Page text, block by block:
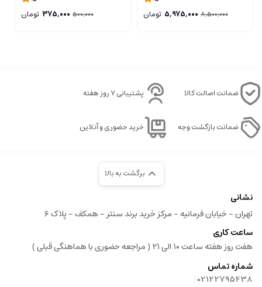
8,500,000
5,975,000 تومان 500,000
375,000 تومان
ضمانت اصالت کالا پشتیبانی ۷ روز هفته
ضمانت بازگشت وجه خرید حضوری و آنلاین
برگشت به بالا
نشانی
تهران - خیابان فرمانیه - مرکز خرید برند سنتر - همکف - پلاک ۶
ساعت کاری
هفت روز هفته ساعت ۱۰ الی ۲۱ ( مراجعه حضوری با هماهنگی قبلی )
شماره تماس
02122795438
|